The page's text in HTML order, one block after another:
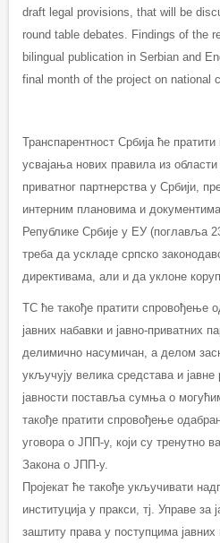
draft legal provisions, that will be
round table debates. Findings of the
bilingual publication in Serbian and
final month of the project on national
Транспарентност Србија ће
усвајања нових правила из области
приватног партнерства у Србији,
интерним плановима и
Републике Србије у ЕУ (поглавља
треба да ускладе српско
директивама, али и да уклоне
ТС ће такође пратити спровођење
јавних набавки и јавно-приватних
делимично насумичан, а делом
укључују велика средстава и
јавности поставља сумња о
такође пратити спровођење
уговора о ЈПП-у, који су тренутно
Закона о ЈПП-у.
Пројекат ће такође укључивати
институција у пракси, тј. Управе за
заштиту права у поступцима